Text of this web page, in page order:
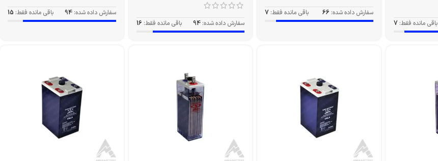
باقی مانده فقط: 7
سفارش داده شده: 66 باقی مانده فقط: 7
سفارش داده شده: 94 باقی مانده فقط: 16
سفارش داده شده: 94 باقی مانده فقط: 15